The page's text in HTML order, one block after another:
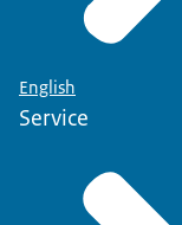
English
Service